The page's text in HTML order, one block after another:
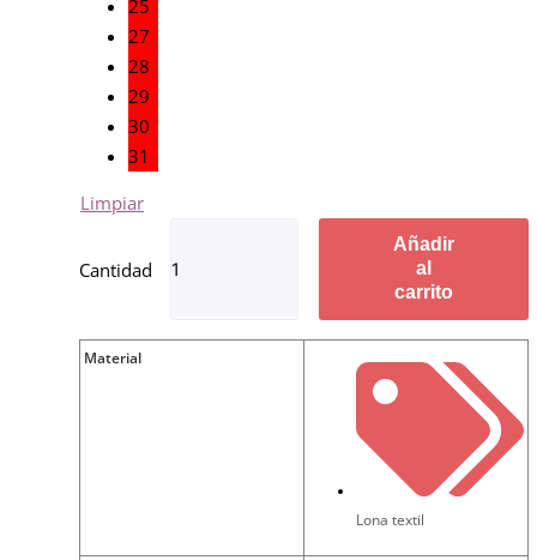
25
27
28
29
30
31
Limpiar
Añadir
al
carrito
Material
Lona textil